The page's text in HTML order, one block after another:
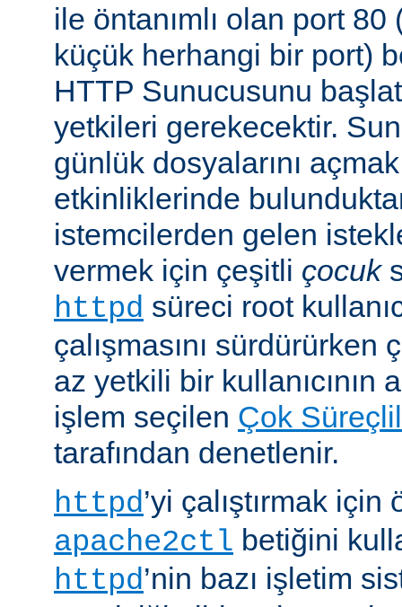
ile öntanımlı olan port 80
küçük herhangi bir port)
HTTP Sunucusunu
yetkileri gerekecektir.
günlük dosyalarını
etkinliklerinde
istemcilerden gelen
vermek için çeşitli çocuk
httpd süreci root
çalışmasını
az yetkili bir kullanıcının
işlem seçilen Çok
tarafından denetlenir.
httpd’yi çalıştırmak
apache2ctl betiğini
httpd’nin bazı işletim